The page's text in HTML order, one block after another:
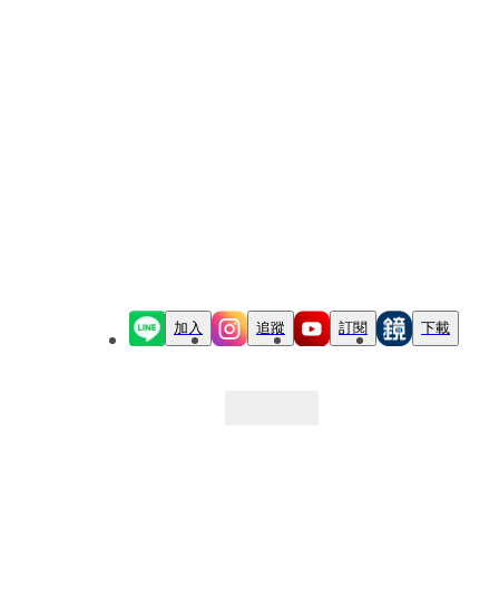
加入 追蹤 訂閱 下載